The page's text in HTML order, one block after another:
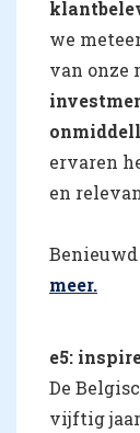
we
van onze
ervaren
en
meer.
e5:
De
vijftig